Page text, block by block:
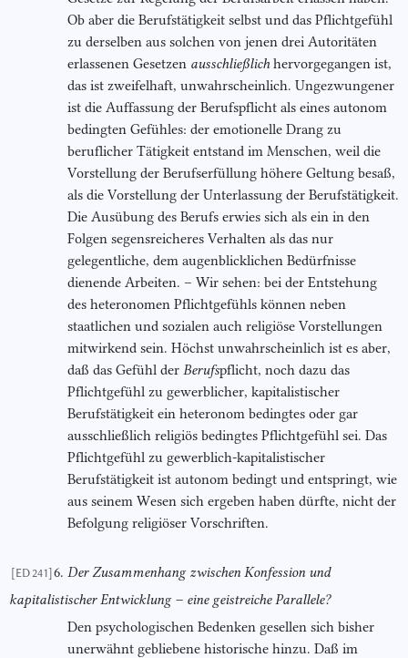
Ob aber die Berufstätigkeit selbst und das Pflichtgefühl
zu derselben aus solchen von jenen drei Autoritäten
erlassenen Gesetzen ausschließlichhervorgegangen ist,
das ist zweifelhaft, unwahrscheinlich. Ungezwungener
ist die Auffassung der Berufspflicht als eines autonom
bedingten Gefühles: der emotionelle Drang zu
beruflicher Tätigkeit entstand im Menschen, weil die
Vorstellung der Berufserfüllung höhere Geltung besaß,
als die Vorstellung der Unterlassung der Berufstätigkeit.
Die Ausübung des Berufs erwies sich als ein in den
Folgen segensreicheres Verhalten als das nur
gelegentliche, dem augenblicklichen Bedürfnisse
dienende Arbeiten. – Wir sehen: bei der Entstehung
des heteronomen Pflichtgefühls können neben
staatlichen und sozialen auch religiöse Vorstellungen
mitwirkend sein. Höchst unwahrscheinlich ist es aber,
daß das Gefühl der Berufspflicht, noch dazu das
Pflichtgefühl zu gewerblicher, kapitalistischer
Berufstätigkeit ein heteronom bedingtes oder gar
ausschließlich religiös bedingtes Pflichtgefühl sei. Das
Pflichtgefühl zu gewerblich-kapitalistischer
Berufstätigkeit ist autonom bedingt und entspringt, wie
aus seinem Wesen sich ergeben haben dürfte, nicht der
Befolgung religiöser Vorschriften.
[ED 241] 6.Der Zusammenhang zwischen Konfession und
kapitalistischer Entwicklung – eine geistreiche Parallele?
Den psychologischen Bedenken gesellen sich bisher
unerwähnt gebliebene historische hinzu. Daß im